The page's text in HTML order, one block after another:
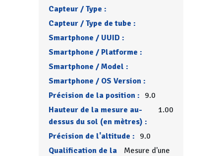
Capteur / Type :
Capteur / Type de tube :
Smartphone / UUID :
Smartphone / Platforme :
Smartphone / Model :
Smartphone / OS Version :
Précision de la position : 9.0
Hauteur de la mesure au-
dessus du sol (en mètres) :
1.00
Précision de l'altitude : 9.0
Qualification de la
Mesure d'une